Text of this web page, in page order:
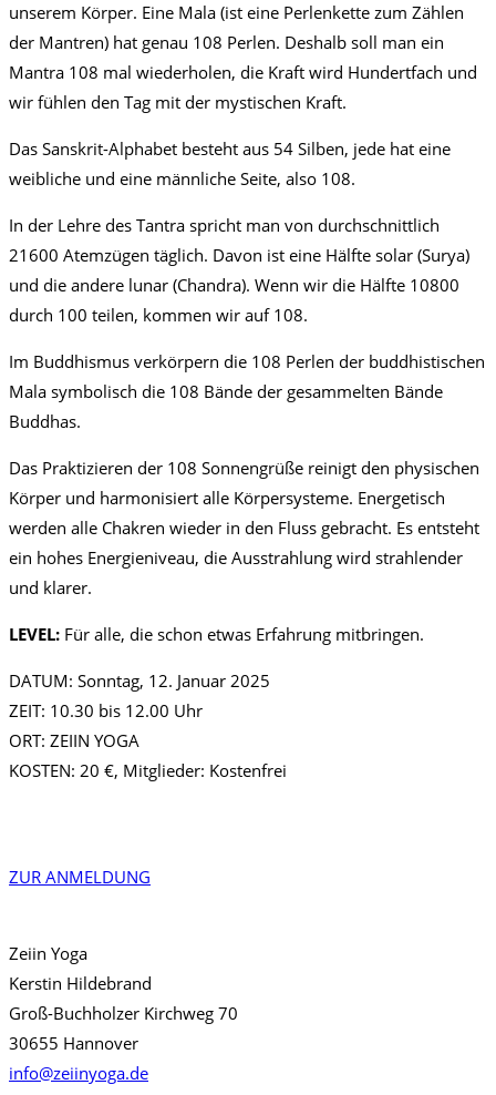
unserem Körper. Eine Mala (ist eine Perlenkette zum Zählen
der Mantren) hat genau 108 Perlen. Deshalb soll man ein
Mantra 108 mal wiederholen, die Kraft wird Hundertfach und
wir fühlen den Tag mit der mystischen Kraft.
Das Sanskrit-Alphabet besteht aus 54 Silben, jede hat eine
weibliche und eine männliche Seite, also 108.
In der Lehre des Tantra spricht man von durchschnittlich
21600 Atemzügen täglich. Davon ist eine Hälfte solar (Surya)
und die andere lunar (Chandra). Wenn wir die Hälfte 10800
durch 100 teilen, kommen wir auf 108.
Im Buddhismus verkörpern die 108 Perlen der buddhistischen
Mala symbolisch die 108 Bände der gesammelten Bände
Buddhas.
Das Praktizieren der 108 Sonnengrüße reinigt den physischen
Körper und harmonisiert alle Körpersysteme. Energetisch
werden alle Chakren wieder in den Fluss gebracht. Es entsteht
ein hohes Energieniveau, die Ausstrahlung wird strahlender
und klarer.
LEVEL: Für alle, die schon etwas Erfahrung mitbringen.
DATUM: Sonntag, 12. Januar 2025
ZEIT: 10.30 bis 12.00 Uhr
ORT: ZEIIN YOGA
KOSTEN: 20 €, Mitglieder: Kostenfrei
ZUR ANMELDUNG
Zeiin Yoga
Kerstin Hildebrand
Groß-Buchholzer Kirchweg 70
30655 Hannover
info@zeiinyoga.de